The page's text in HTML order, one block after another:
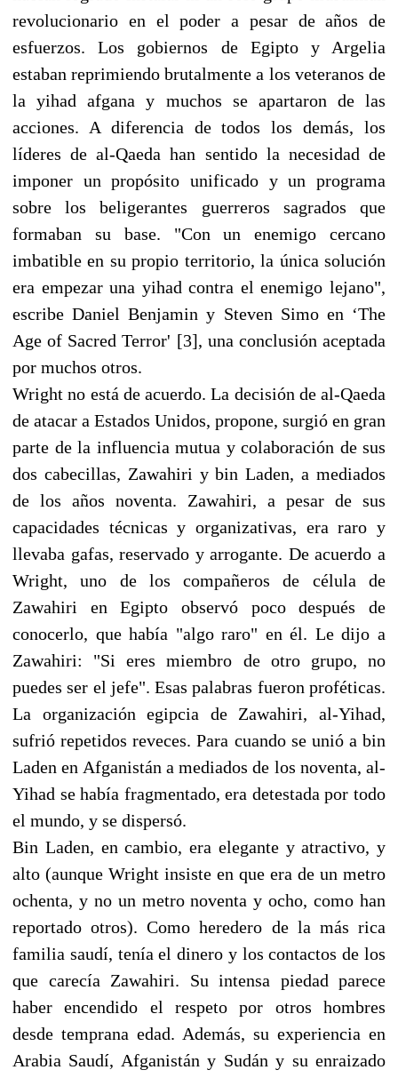
revolucionario en el poder a pesar de años de
esfuerzos. Los gobiernos de Egipto y Argelia
estaban reprimiendo brutalmente a los veteranos de
la yihad afgana y muchos se apartaron de las
acciones. A diferencia de todos los demás, los
líderes de al-Qaeda han sentido la necesidad de
imponer un propósito unificado y un programa
sobre los beligerantes guerreros sagrados que
formaban su base. "Con un enemigo cercano
imbatible en su propio territorio, la única solución
era empezar una yihad contra el enemigo lejano",
escribe Daniel Benjamin y Steven Simo en ‘The
Age of Sacred Terror' [3], una conclusión aceptada
por muchos otros.
Wright no está de acuerdo. La decisión de al-Qaeda
de atacar a Estados Unidos, propone, surgió en gran
parte de la influencia mutua y colaboración de sus
dos cabecillas, Zawahiri y bin Laden, a mediados
de los años noventa. Zawahiri, a pesar de sus
capacidades técnicas y organizativas, era raro y
llevaba gafas, reservado y arrogante. De acuerdo a
Wright, uno de los compañeros de célula de
Zawahiri en Egipto observó poco después de
conocerlo, que había "algo raro" en él. Le dijo a
Zawahiri: "Si eres miembro de otro grupo, no
puedes ser el jefe". Esas palabras fueron proféticas.
La organización egipcia de Zawahiri, al-Yihad,
sufrió repetidos reveces. Para cuando se unió a bin
Laden en Afganistán a mediados de los noventa, al-
Yihad se había fragmentado, era detestada por todo
el mundo, y se dispersó.
Bin Laden, en cambio, era elegante y atractivo, y
alto (aunque Wright insiste en que era de un metro
ochenta, y no un metro noventa y ocho, como han
reportado otros). Como heredero de la más rica
familia saudí, tenía el dinero y los contactos de los
que carecía Zawahiri. Su intensa piedad parece
haber encendido el respeto por otros hombres
desde temprana edad. Además, su experiencia en
Arabia Saudí, Afganistán y Sudán y su enraizado